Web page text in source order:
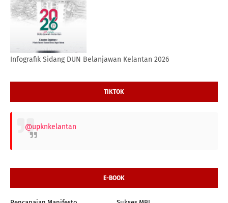
Infografik Sidang DUN Belanjawan Kelantan 2026
TIKTOK
@upknkelantan
E-BOOK